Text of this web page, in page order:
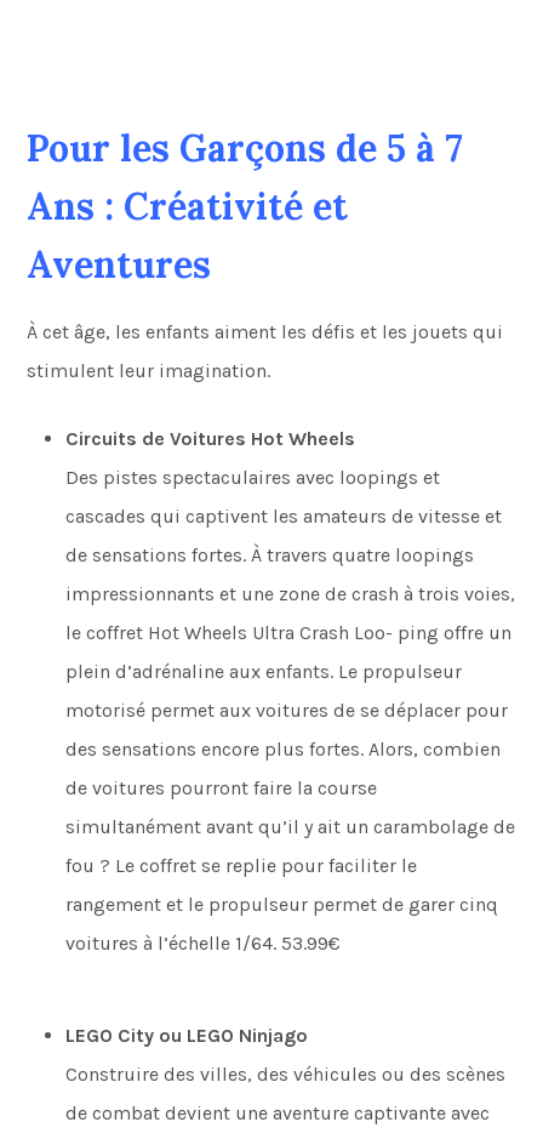
Pour les Garçons de 5 à 7
Ans : Créativité et
Aventures
À cet âge, les enfants aiment les défis et les jouets qui
stimulent leur imagination.
Circuits de Voitures Hot Wheels
Des pistes spectaculaires avec loopings et
cascades qui captivent les amateurs de vitesse et
de sensations fortes. À travers quatre loopings
impressionnants et une zone de crash à trois voies,
le coffret Hot Wheels Ultra Crash Loo- ping offre un
plein d’adrénaline aux enfants. Le propulseur
motorisé permet aux voitures de se déplacer pour
des sensations encore plus fortes. Alors, combien
de voitures pourront faire la course
simultanément avant qu’il y ait un carambolage de
fou ? Le coffret se replie pour faciliter le
rangement et le propulseur permet de garer cinq
voitures à l’échelle 1/64. 53.99€
LEGO City ou LEGO Ninjago
Construire des villes, des véhicules ou des scènes
de combat devient une aventure captivante avec